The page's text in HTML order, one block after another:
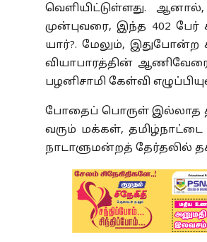
வெளியிட்டுள்ளது.
முன்புவரை, இந்த 402
யார்?. மேலும்,
வியாபாரத்தின்
பழனிசாமி கேள்வி
போதைப் பொருள் இல்லாத
வரும் மக்கள்,
நாடாளுமன்றத் தேர்தலில்